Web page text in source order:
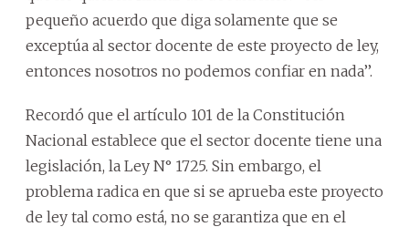
pequeño acuerdo que diga solamente que se
exceptúa al sector docente de este proyecto de ley,
entonces nosotros no podemos confiar en nada’’.
Recordó que el artículo 101 de la Constitución
Nacional establece que el sector docente tiene una
legislación, la Ley N° 1725. Sin embargo, el
problema radica en que si se aprueba este proyecto
de ley tal como está, no se garantiza que en el